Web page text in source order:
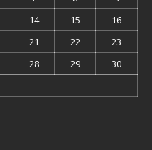
14 15
16
21 22
23
28 29
30